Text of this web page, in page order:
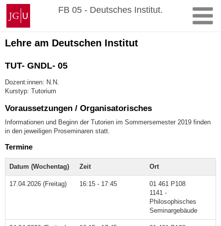
Zum
Inhalt
springen
Johannes
Gutenberg-
Universität
Mainz
FB 05 - Deutsches Institut.
Lehre am Deutschen Institut
TUT- GNDL- 05
Dozent:innen: N.N.
Kurstyp: Tutorium
Voraussetzungen / Organisatorisches
Informationen und Beginn der Tutorien im Sommersemester 2019 finden
in den jeweiligen Proseminaren statt.
Termine
Datum (Wochentag) Zeit Ort
17.04.2026 (Freitag) 16:15 - 17:45
01 461 P108
1141 -
Philosophisches
Seminargebäude